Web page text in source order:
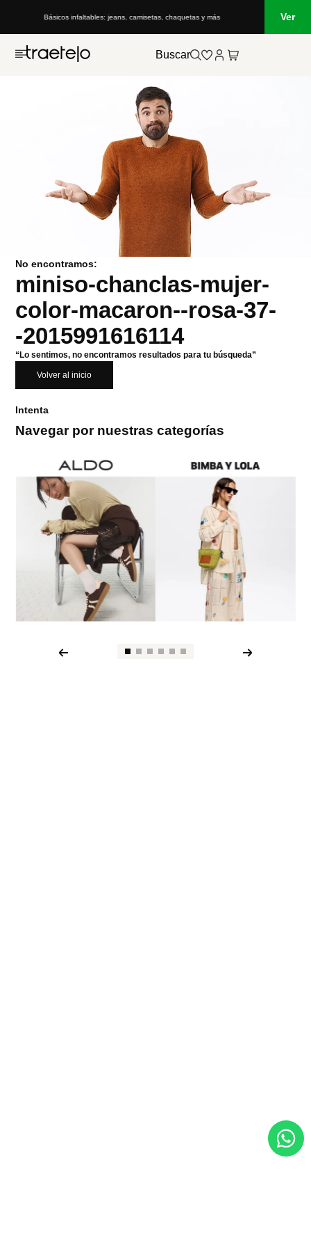
Básicos infaltables: jeans, camisetas, chaquetas y más Ver
Buscar
No encontramos:
miniso-chanclas-mujer-
color-macaron--rosa-37-
-2015991616114
“Lo sentimos, no encontramos resultados para tu búsqueda”
Volver al inicio
Intenta
Navegar por nuestras categorías